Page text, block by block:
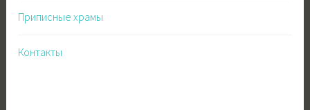
Приписные храмы
Контакты